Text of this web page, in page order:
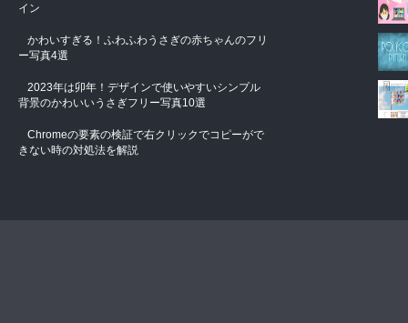
イン
かわいすぎる！ふわふわうさぎの赤ちゃんのフリ
ー写真4選
2023年は卯年！デザインで使いやすいシンプル
背景のかわいいうさぎフリー写真10選
Chromeの要素の検証で右クリックでコピーがで
きない時の対処法を解説